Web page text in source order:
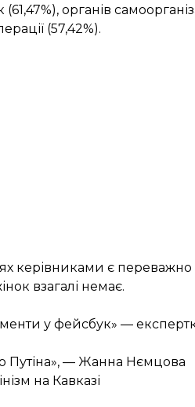
органів
(57,42%).
керівниками є
взагалі немає.
у фейсбук» —
Путіна», — Жанна Нємцова
на Кавказі